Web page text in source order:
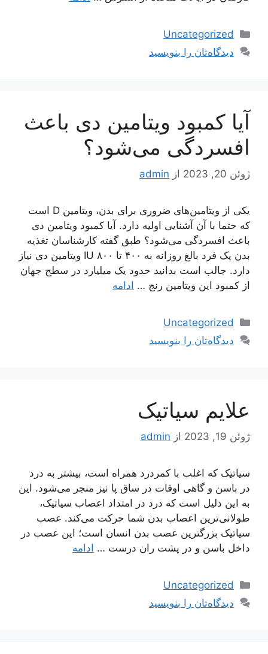
دسته‌ها
Uncategorized
دیدگاه‌تان را بنویسید
آیا کمبود ویتامین دی باعث
افسردگی می‌شود؟
ژوئن 20, 2023 از admin
یکی از ویتامین‌های ضروری برای بدن، ویتامین D است
که حتما با آن آشنایی اولیه دارد. آیا کمبود ویتامین دی
باعث افسردگی می‌شود؟ طبق گفته کارشناسان تغذیه
بدن یک فرد بالغ روزانه به ۴۰۰ تا ۸۰۰ IU ویتامین دی نیاز
دارد. جالب است بدانید حدود یک میلیارد در سطح جهان
از کمبود این ویتامین رنج … ادامه
دسته‌ها
Uncategorized
دیدگاه‌تان را بنویسید
علایم سیاتیک
ژوئن 19, 2023 از admin
سیاتیک که اغلب با کمردرد همراه است، بیشتر به درد
در باسن و گاهی اوقات در ساق پا نیز منجر می‌شود. این
به این دلیل است که درد در امتداد اعصاب سیاتیک،
طولانی‌ترین اعصاب بدن شما حرکت می‌کند. عصب
سیاتیک بزرگترین عصب بدن انسان است؛ این عصب در
داخل باسن و در پشت ران درست … ادامه
دسته‌ها
Uncategorized
دیدگاه‌تان را بنویسید